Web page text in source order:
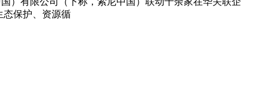
态保护、资源循